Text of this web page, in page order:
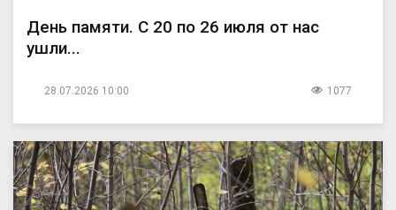
День памяти. С 20 по 26 июля от нас
ушли...
28.07.2026 10:00 1077